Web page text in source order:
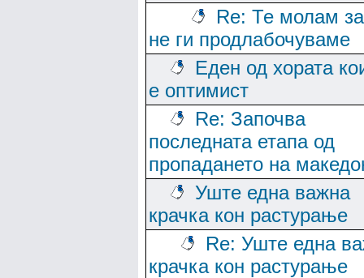
Re: Те молам
не ги продлабочуваме
Еден од хората
е оптимист
Re: Започва
последната етапа од
пропадането на
Уште една важна
крачка кон растурање
Re: Уште една
крачка кон растурање